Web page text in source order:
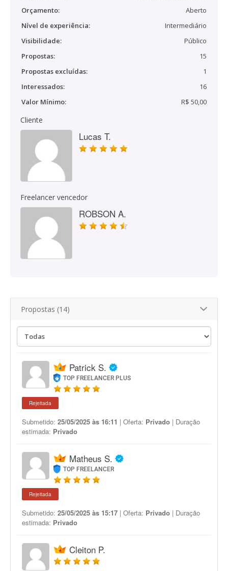
Orçamento:
Aberto
Nível de experiência:
Intermediário
Visibilidade:
Público
Propostas:
15
Propostas excluídas:
1
Interessados:
16
Valor Mínimo:
R$ 50,00
Cliente
Lucas T.
Freelancer vencedor
ROBSON A.
Propostas (14)
Patrick S.
TOP FREELANCER PLUS
Rejeitada
Submetido: 25/05/2025 às 16:11 | Oferta: Privado | Duração
estimada: Privado
Matheus S.
TOP FREELANCER
Rejeitada
Submetido: 25/05/2025 às 15:17 | Oferta: Privado | Duração
estimada: Privado
Cleiton P.